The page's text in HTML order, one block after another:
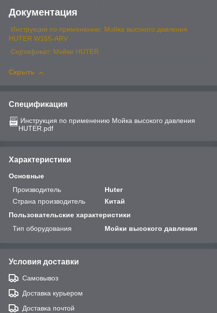
Документация
Инструкция по применению: Мойка высокого давления
HUTER W165-ARV
Сертификат: Мойки HUTER
Скрыть
Спецификация
Инструкция по применению Мойка высокого давления
HUTER.pdf
Характеристики
Основные
Производитель
Huter
Страна производитель
Китай
Пользовательские характеристики
Тип оборудования
Мойки высокого давления
Условия доставки
Самовывоз
Доставка курьером
Доставка почтой